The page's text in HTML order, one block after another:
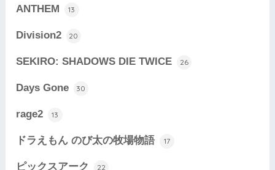
ANTHEM 13
Division2 20
SEKIRO: SHADOWS DIE TWICE 26
Days Gone 30
rage2 13
ドラえもん のび太の牧場物語 17
ピックスアーク 22